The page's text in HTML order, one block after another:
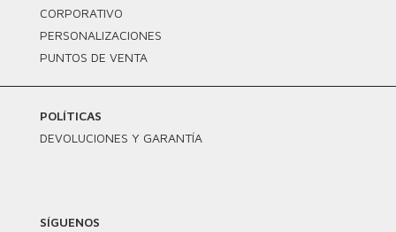
CORPORATIVO
PERSONALIZACIONES
PUNTOS DE VENTA
POLÍTICAS
DEVOLUCIONES Y GARANTÍA
SÍGUENOS